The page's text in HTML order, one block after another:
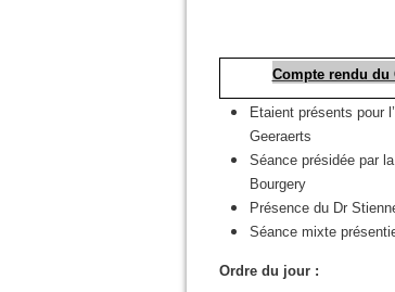
Compte rendu du
Etaient présents pour
Geeraerts
Séance présidée par
Bourgery
Présence du Dr
Séance mixte
Ordre du jour :